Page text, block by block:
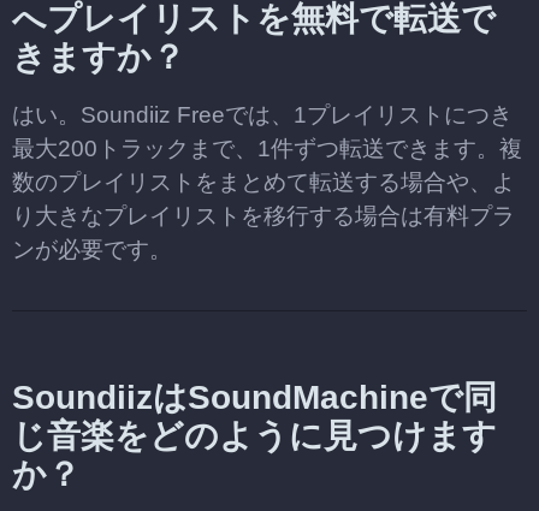
へプレイリストを無料で転送で
きますか？
はい。Soundiiz Freeでは、1プレイリストにつき
最大200トラックまで、1件ずつ転送できます。複
数のプレイリストをまとめて転送する場合や、よ
り大きなプレイリストを移行する場合は有料プラ
ンが必要です。
SoundiizはSoundMachineで同
じ音楽をどのように見つけます
か？